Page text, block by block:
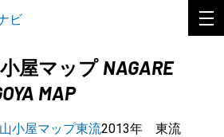
屋マップ NAGARE
MAP
小屋マップ東流2013年 東流